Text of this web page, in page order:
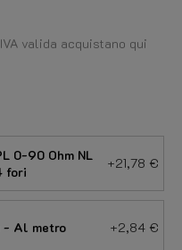
valida acquistano qui
0-90 Ohm NL
fori
+21,78 €
- Al metro +2,84 €